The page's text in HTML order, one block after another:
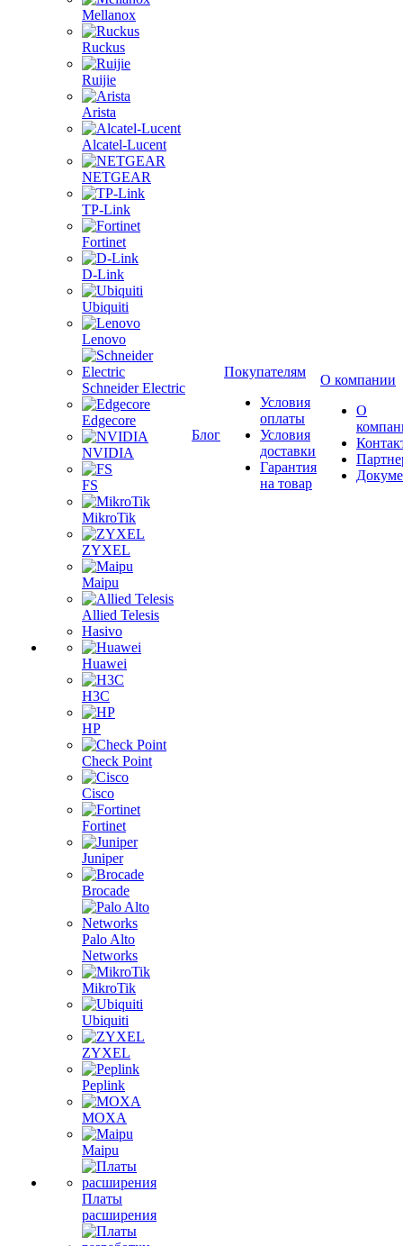
Mellanox
Ruckus
Ruijie
Arista
Alcatel-Lucent
NETGEAR
TP-Link
Fortinet
D-Link
Ubiquiti
Lenovo
Schneider Electric
Edgecore
NVIDIA
FS
MikroTik
ZYXEL
Maipu
Allied Telesis
Hasivo
Huawei
H3C
HP
Check Point
Cisco
Fortinet
Juniper
Brocade
Palo Alto
Networks
MikroTik
Ubiquiti
ZYXEL
Peplink
MOXA
Maipu
Платы
расширения
Блог
Покупателям
Условия
оплаты
Условия
доставки
Гарантия
на товар
О компании
О